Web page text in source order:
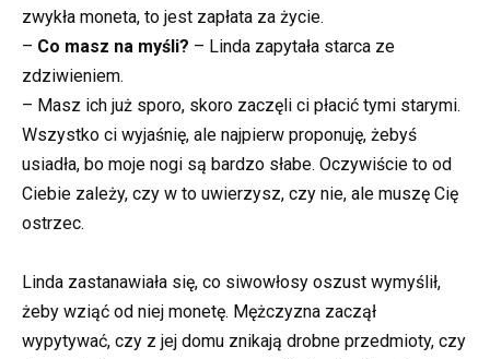
zwykła moneta, to jest zapłata za życie.
– Co masz na myśli? – Linda zapytała starca ze
zdziwieniem.
– Masz ich już sporo, skoro zaczęli ci płacić tymi starymi.
Wszystko ci wyjaśnię, ale najpierw proponuję, żebyś
usiadła, bo moje nogi są bardzo słabe. Oczywiście to od
Ciebie zależy, czy w to uwierzysz, czy nie, ale muszę Cię
ostrzec.
Linda zastanawiała się, co siwowłosy oszust wymyślił,
żeby wziąć od niej monetę. Mężczyzna zaczął
wypytywać, czy z jej domu znikają drobne przedmioty, czy